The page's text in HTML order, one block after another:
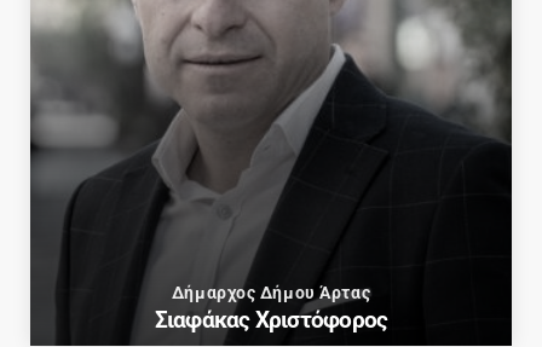
Δήμαρχος Δήμου Άρτας
Σιαφάκας Χριστόφορος